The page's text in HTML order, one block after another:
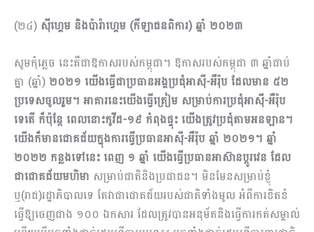
(២៤) ស៊ីហ្គេម និងប៉ារ៉ាហ្គេម (កីឡាជនពិការ) ឆ្នាំ ២០២៣
សូមកុំភ្លេច នេះគឺជាឱកាសរបស់កម្ពុជា។ ឱកាសរបស់កម្ពុជា ៣ ឆ្នាំជាប់
គ្នា (ឆ្នាំ)២០២១ យើងធ្វើជាប្រធានអង្គប្រជុំអាស៊ី-អឺរ៉ុប ដែលមាន ៥២
ប្រទេសចូលរួម។ អាគារនេះយើងធ្វើត្រៀម សម្រាប់ការប្រជុំអាស៊ី-អឺរ៉ុប
ទេតើ ក៏ប៉ុន្តែ ពេលនោះកូវីដ-១៩ កំពុងផ្ទុះ យើងត្រូវប្រជុំតាមអនឡាន។
យើងក៏មានជោគជ័យក្នុងការធ្វើប្រធានអាស៊ី-អឺរ៉ុប ឆ្នាំ ២០២១។ ឆ្នាំ
២០២២ កន្លងទៅនេះ ពេញ ១ ឆ្នាំ យើងធ្វើប្រធានអាស៊ានប្តូរវេន ដែល
ជាជោគជ័យមហិមា សម្រាប់ជាតិនិងប្រជាជន។ មិនមែនសម្រាប់ខ្ញុំ
ឬ(រាជ)រដ្ឋាភិបាលទេ តែវាជាជោគជ័យរបស់ជាតិទាំងមូល អំពីការខិតខំ
ធ្វើឱ្យចេញជាង ១០០ ឯកសារ ដែលត្រូវបានអនុម័តនិងធ្វើការកត់សម្គាល់